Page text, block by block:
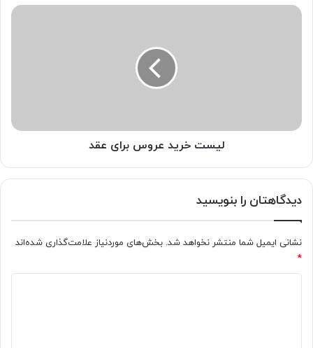
لیست
لیست خرید عروس برای عقد
دیدگاهتان را بنویسید
نشانی ایمیل شما منتشر نخواهد شد. بخش‌های موردنیاز علامت‌گذاری شده‌اند
*